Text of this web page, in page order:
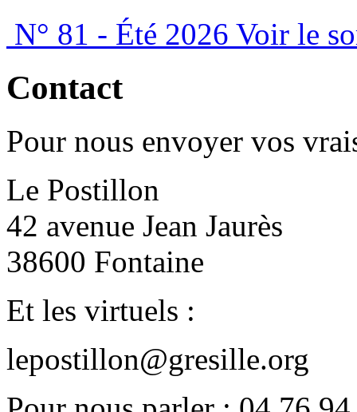
N° 81 - Été 2026 Voir le
Contact
Pour nous envoyer vos
Le Postillon
42 avenue Jean Jaurès
38600 Fontaine
Et les virtuels :
lepostillon@gresille.org